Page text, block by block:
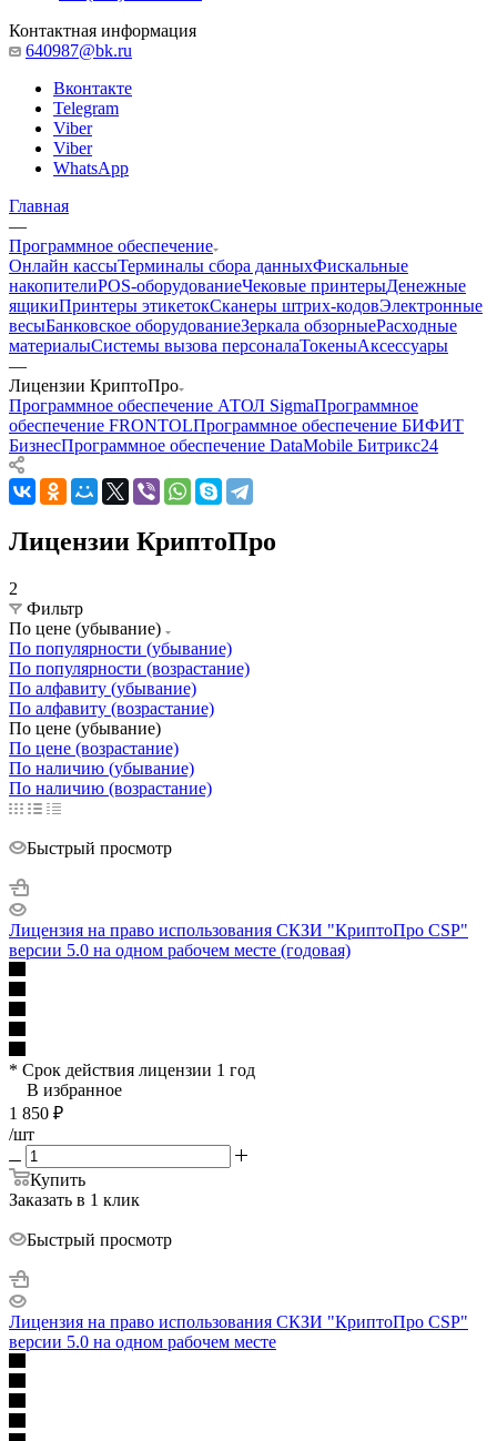
Контактная информация
640987@bk.ru
Вконтакте
Telegram
Viber
Viber
WhatsApp
Главная
—
Программное обеспечение
Онлайн кассыТерминалы сбора данныхФискальные
накопителиPOS-оборудованиеЧековые принтерыДенежные
ящикиПринтеры этикетокСканеры штрих-кодовЭлектронные
весыБанковское оборудованиеЗеркала обзорныеРасходные
материалыСистемы вызова персоналаТокеныАксессуары
—
Лицензии КриптоПро
Программное обеспечение АТОЛ SigmaПрограммное
обеспечение FRONTOLПрограммное обеспечение БИФИТ
БизнесПрограммное обеспечение DataMobile Битрикс24
Лицензии КриптоПро
2
Фильтр
По цене (убывание)
По популярности (убывание)
По популярности (возрастание)
По алфавиту (убывание)
По алфавиту (возрастание)
По цене (убывание)
По цене (возрастание)
По наличию (убывание)
По наличию (возрастание)
Быстрый просмотр
Лицензия на право использования СКЗИ "КриптоПро CSP"
версии 5.0 на одном рабочем месте (годовая)
* Срок действия лицензии 1 год
В избранное
1 850 ₽
/шт
Купить
Заказать в 1 клик
Быстрый просмотр
Лицензия на право использования СКЗИ "КриптоПро CSP"
версии 5.0 на одном рабочем месте